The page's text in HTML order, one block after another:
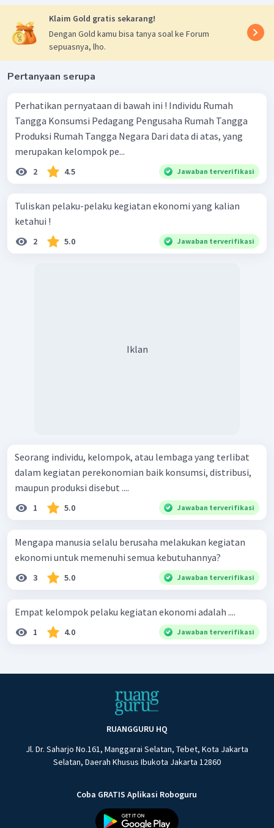
Klaim Gold gratis sekarang!
Dengan Gold kamu bisa tanya soal ke Forum
sepuasnya, lho.
Pertanyaan serupa
Perhatikan pernyataan di bawah ini ! Individu Rumah
Tangga Konsumsi Pedagang Pengusaha Rumah Tangga
Produksi Rumah Tangga Negara Dari data di atas, yang
merupakan kelompok pe...
2 4.5 Jawaban terverifikasi
Tuliskan pelaku-pelaku kegiatan ekonomi yang kalian
ketahui !
2 5.0 Jawaban terverifikasi
Iklan
Seorang individu, kelompok, atau lembaga yang terlibat
dalam kegiatan perekonomian baik konsumsi, distribusi,
maupun produksi disebut ....
1 5.0 Jawaban terverifikasi
Mengapa manusia selalu berusaha melakukan kegiatan
ekonomi untuk memenuhi semua kebutuhannya?
3 5.0 Jawaban terverifikasi
Empat kelompok pelaku kegiatan ekonomi adalah ....
1 4.0 Jawaban terverifikasi
RUANGGURU HQ
Jl. Dr. Saharjo No.161, Manggarai Selatan, Tebet, Kota Jakarta
Selatan, Daerah Khusus Ibukota Jakarta 12860
Coba GRATIS Aplikasi Roboguru